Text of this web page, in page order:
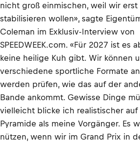
nicht groß einmischen, weil wir erst
stabilisieren wollen», sagte
Coleman im Exklusiv-Interview von
SPEEDWEEK.com. «Für 2027 ist es
keine heilige Kuh gibt. Wir können
verschiedene sportliche Formate
werden prüfen, wie das auf der
Bande ankommt. Gewisse Dinge
vielleicht blicke ich realistischer auf
Pyramide als meine Vorgänger. Es
nützen, wenn wir im Grand Prix in